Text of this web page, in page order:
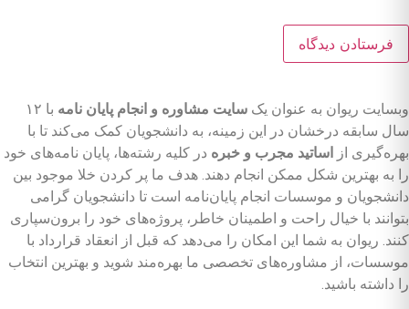
وبسایت ریوان به عنوان یک سایت مشاوره و انجام پایان نامه
با ۱۲
سال سابقه درخشان در این زمینه، به دانشجویان کمک می‌کند تا با
بهره‌گیری از اساتید مجرب و خبره در کلیه رشته‌ها، پایان نامه‌های خود
را به بهترین شکل ممکن انجام دهند. هدف ما پر کردن خلا موجود بین
دانشجویان و موسسات انجام پایان‌نامه است تا دانشجویان گرامی
بتوانند با خیال راحت و اطمینان خاطر، پروژه‌های خود را برون‌سپاری
کنند. ریوان به شما این امکان را می‌دهد که قبل از انعقاد قرارداد با
موسسات، از مشاوره‌های تخصصی ما بهره‌مند شوید و بهترین انتخاب
را داشته باشید.